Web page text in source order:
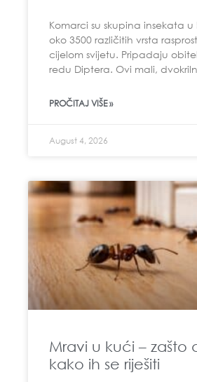
Komarci su skupina insekata
oko 3500 različitih vrsta
cijelom svijetu. Pripadaju
redu Diptera. Ovi mali,
PROČITAJ VIŠE »
August 4, 2026
Mravi u kući – zašto
kako ih se riješiti